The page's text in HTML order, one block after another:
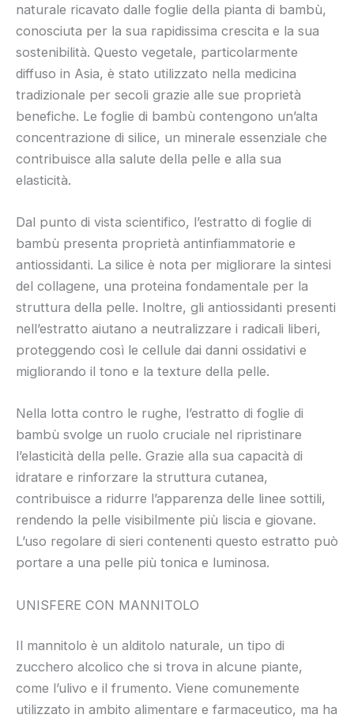
naturale ricavato dalle foglie della pianta di bambù,
conosciuta per la sua rapidissima crescita e la sua
sostenibilità. Questo vegetale, particolarmente
diffuso in Asia, è stato utilizzato nella medicina
tradizionale per secoli grazie alle sue proprietà
benefiche. Le foglie di bambù contengono un’alta
concentrazione di silice, un minerale essenziale che
contribuisce alla salute della pelle e alla sua
elasticità.
Dal punto di vista scientifico, l’estratto di foglie di
bambù presenta proprietà antinfiammatorie e
antiossidanti. La silice è nota per migliorare la sintesi
del collagene, una proteina fondamentale per la
struttura della pelle. Inoltre, gli antiossidanti presenti
nell’estratto aiutano a neutralizzare i radicali liberi,
proteggendo così le cellule dai danni ossidativi e
migliorando il tono e la texture della pelle.
Nella lotta contro le rughe, l’estratto di foglie di
bambù svolge un ruolo cruciale nel ripristinare
l’elasticità della pelle. Grazie alla sua capacità di
idratare e rinforzare la struttura cutanea,
contribuisce a ridurre l’apparenza delle linee sottili,
rendendo la pelle visibilmente più liscia e giovane.
L’uso regolare di sieri contenenti questo estratto può
portare a una pelle più tonica e luminosa.
UNISFERE CON MANNITOLO
Il mannitolo è un alditolo naturale, un tipo di
zucchero alcolico che si trova in alcune piante,
come l’ulivo e il frumento. Viene comunemente
utilizzato in ambito alimentare e farmaceutico, ma ha